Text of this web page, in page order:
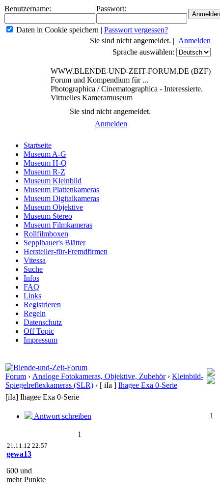
Benutzername: Passwort:
Daten in Cookie speichern | Passwort vergessen?
Sie sind nicht angemeldet. | Anmelden
Sprache auswählen:
WWW.BLENDE-UND-ZEIT-FORUM.DE (BZF)
Forum und Kompendium für ...
Photographica / Cinematographica - Interessierte.
Virtuelles Kameramuseum
Sie sind nicht angemeldet.
Anmelden
Startseite
Museum A-G
Museum H-Q
Museum R-Z
Museum Kleinbild
Museum Plattenkameras
Museum Digitalkameras
Museum Objektive
Museum Stereo
Museum Filmkameras
Rollfilmboxen
Sepplbauer's Blätter
Hersteller-für-Fremdfirmen
Vitessa
Suche
Infos
FAQ
Links
Registrieren
Regeln
Datenschutz
Off Topic
Impressum
Forum › Analoge Fotokameras, Objektive, Zubehör› Kleinbild-
Spiegelreflexkameras (SLR) › [ iIa ] Ihagee Exa 0-Serie
[iIa] Ihagee Exa 0-Serie
Antwort schreiben 1
1
21.11.12 22:57
gewa13
600 und
mehr Punkte